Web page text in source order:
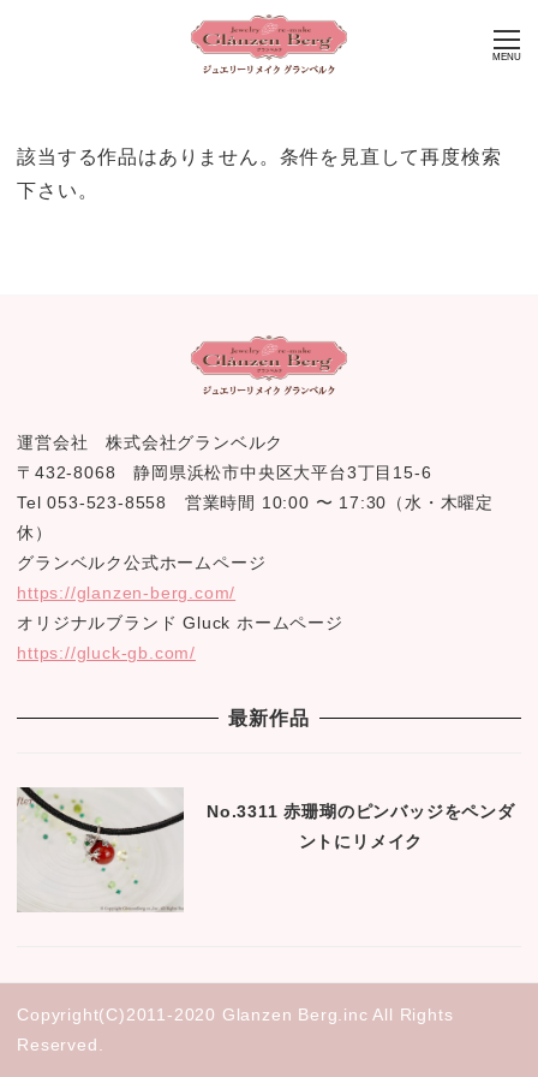
MENU
該当する作品はありません。条件を見直して再度検索
下さい。
運営会社 株式会社グランベルク
〒432-8068 静岡県浜松市中央区大平台3丁目15-6
Tel 053-523-8558 営業時間 10:00 〜 17:30（水・木曜定
休）
グランベルク公式ホームページ
https://glanzen-berg.com/
オリジナルブランド Gluck ホームページ
https://gluck-gb.com/
最新作品
No.3311 赤珊瑚のピンバッジをペンダ
ントにリメイク
Copyright(C)2011-2020 Glanzen Berg.inc All Rights
Reserved.